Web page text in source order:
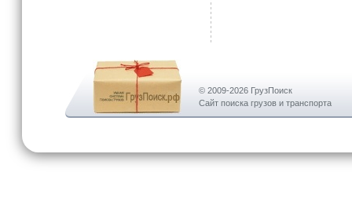
© 2009-2026 ГрузПоиск
Сайт поиска грузов и транспорта